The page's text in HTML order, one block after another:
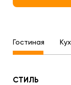
Гостиная
СТИЛЬ